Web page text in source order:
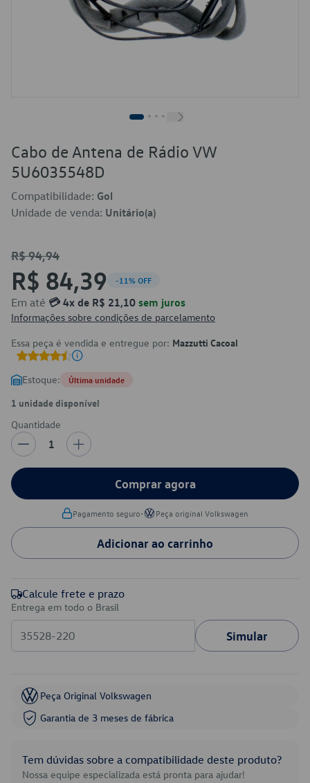
Cabo de Antena de Rádio VW
5U6035548D
Compatibilidade: Gol
Unidade de venda: Unitário(a)
R$ 94,94
R$ 84,39 -11% OFF
Em até 💳 4x de R$ 21,10 sem juros
Informações sobre condições de parcelamento
Essa peça é vendida e entregue por: Mazzutti Cacoal
Estoque: Última unidade
1 unidade disponível
Quantidade
1
Comprar agora
Pagamento seguro• Peça original Volkswagen
Adicionar ao carrinho
Calcule frete e prazo
Entrega em todo o Brasil
Simular
Peça Original Volkswagen
Garantia de 3 meses de fábrica
Tem dúvidas sobre a compatibilidade deste produto?
Nossa equipe especializada está pronta para ajudar!